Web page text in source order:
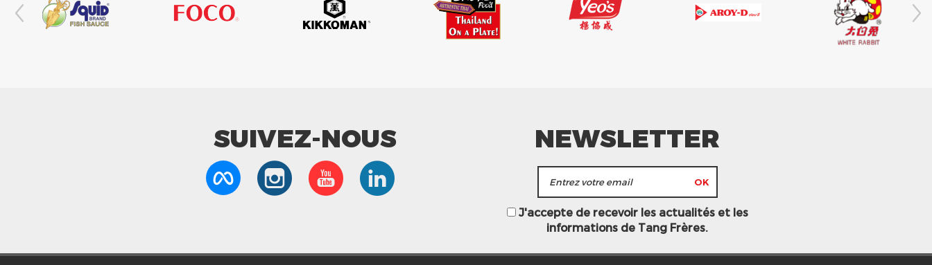
SUIVEZ-NOUS NEWSLETTER
J'accepte de recevoir les actualités et les
informations de Tang Frères.